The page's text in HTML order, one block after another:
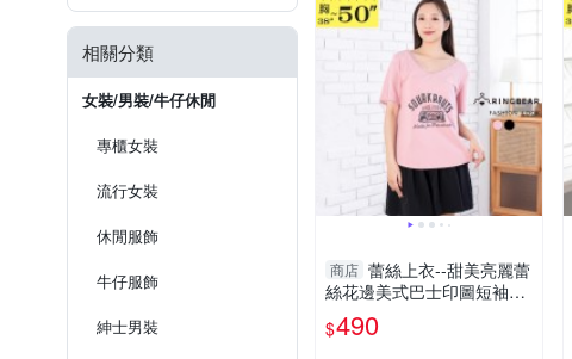
相關分類
女裝/男裝/牛仔休閒
專櫃女裝
流行女裝
休閒服飾
牛仔服飾
紳士​男裝
商店 蕾絲上衣--甜美亮麗蕾
絲花邊美式巴士印圖短袖V
領上衣(黑.粉XL-4L)-U825眼
圈熊中大尺碼
$490